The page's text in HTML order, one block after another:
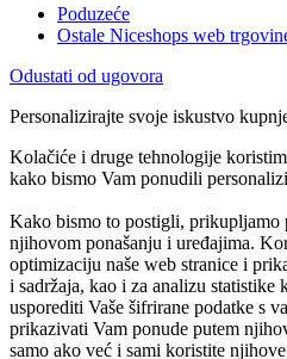
Poduzeće
Ostale Niceshops web
Odustati od ugovora
Personalizirajte svoje iskustvo
Kolačiće i druge tehnologije
kako bismo Vam ponudili
Kako bismo to postigli, prikupljamo
njihovom ponašanju i uređajima.
optimizaciju naše web stranice i
i sadržaja, kao i za analizu statistike
usporediti Vaše šifrirane podatke s
prikazivati Vam ponude putem
samo ako već i sami koristite